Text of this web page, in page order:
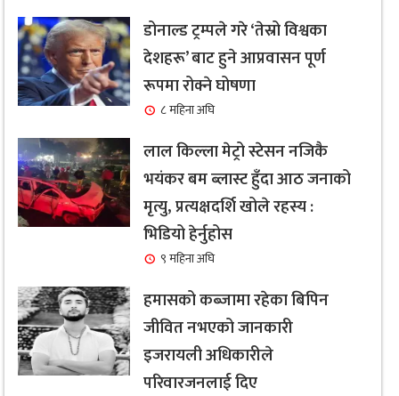
डोनाल्ड ट्रम्पले गरे ‘तेस्रो विश्वका
देशहरू’ बाट हुने आप्रवासन पूर्ण
रूपमा रोक्ने घोषणा
८ महिना अघि
लाल किल्ला मेट्रो स्टेसन नजिकै
भयंकर बम ब्लास्ट हुँदा आठ जनाको
मृत्यु, प्रत्यक्षदर्शि खोले रहस्य :
भिडियो हेर्नुहोस
९ महिना अघि
हमासको कब्जामा रहेका बिपिन
जीवित नभएको जानकारी
इजरायली अधिकारीले
परिवारजनलाई दिए